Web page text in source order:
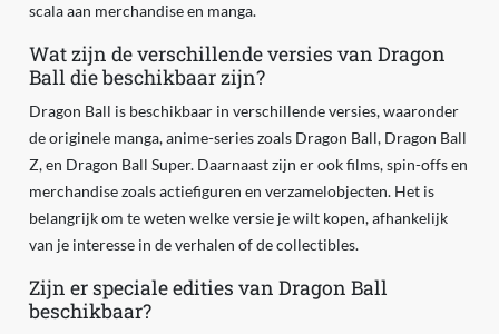
scala aan merchandise en manga.
Wat zijn de verschillende versies van Dragon
Ball die beschikbaar zijn?
Dragon Ball is beschikbaar in verschillende versies, waaronder
de originele manga, anime-series zoals Dragon Ball, Dragon Ball
Z, en Dragon Ball Super. Daarnaast zijn er ook films, spin-offs en
merchandise zoals actiefiguren en verzamelobjecten. Het is
belangrijk om te weten welke versie je wilt kopen, afhankelijk
van je interesse in de verhalen of de collectibles.
Zijn er speciale edities van Dragon Ball
beschikbaar?